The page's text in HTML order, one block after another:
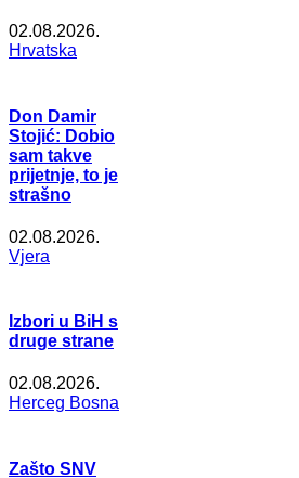
02.08.2026.
Hrvatska
Don Damir
Stojić: Dobio
sam takve
prijetnje, to je
strašno
02.08.2026.
Vjera
Izbori u BiH s
druge strane
02.08.2026.
Herceg Bosna
Zašto SNV